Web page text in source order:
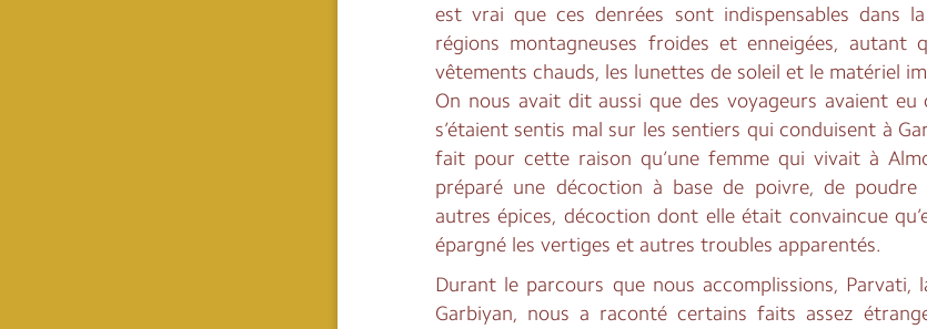
est vrai que ces denrées sont indispensables dans
régions montagneuses froides et enneigées, autant
vêtements chauds, les lunettes de soleil et le matériel
On nous avait dit aussi que des voyageurs avaient eu
s’étaient sentis mal sur les sentiers qui conduisent à
fait pour cette raison qu’une femme qui vivait à
préparé une décoction à base de poivre, de
autres épices, décoction dont elle était convaincue
épargné les vertiges et autres troubles apparentés.
Durant le parcours que nous accomplissions, Parvati,
Garbiyan, nous a raconté certains faits assez